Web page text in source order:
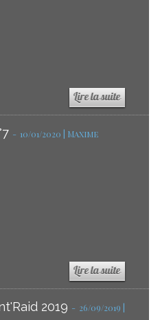
- 10/01/2020 | Maxime
2019 - 26/09/2019 |